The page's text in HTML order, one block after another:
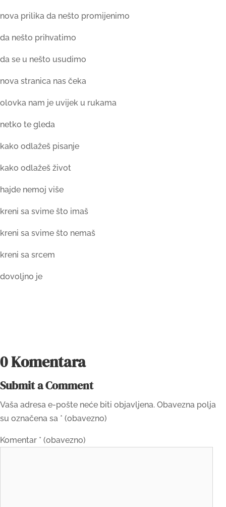
nova prilika da nešto promijenimo
da nešto prihvatimo
da se u nešto usudimo
nova stranica nas čeka
olovka nam je uvijek u rukama
netko te gleda
kako odlažeš pisanje
kako odlažeš život
hajde nemoj više
kreni sa svime što imaš
kreni sa svime što nemaš
kreni sa srcem
dovoljno je
0 Komentara
Submit a Comment
Vaša adresa e-pošte neće biti objavljena. Obavezna polja
su označena sa * (obavezno)
Komentar * (obavezno)